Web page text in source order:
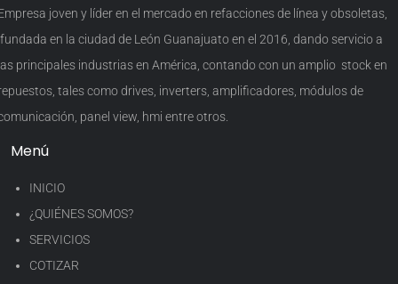
joven y líder en el mercado en refacciones de línea y obsoletas,
en la ciudad de León Guanajuato en el 2016, dando servicio a
principales industrias en América, contando con un amplio stock en
tales como drives, inverters, amplificadores, módulos de
panel view, hmi entre otros.
Menú
INICIO
¿QUIÉNES SOMOS?
SERVICIOS
COTIZAR